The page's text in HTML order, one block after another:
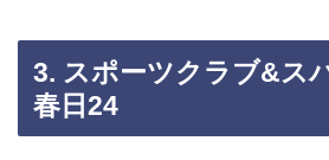
3. スポーツクラブ&ス
春日24